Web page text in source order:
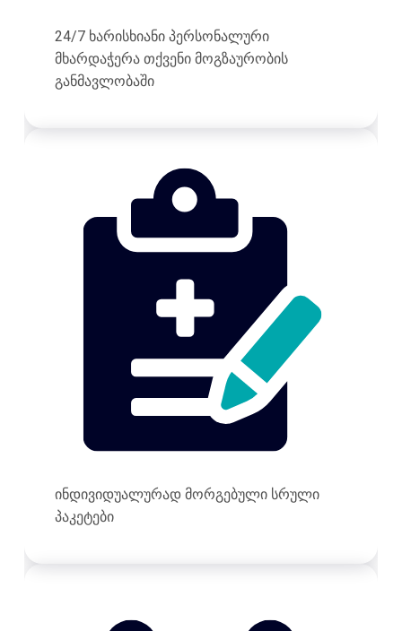
24/7 ხარისხიანი პერსონალური
მხარდაჭერა თქვენი მოგზაურობის
განმავლობაში
ინდივიდუალურად მორგებული სრული
პაკეტები